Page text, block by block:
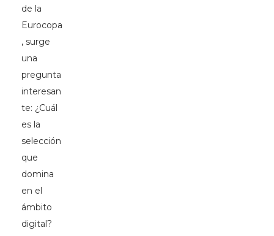
de la
Eurocopa
, surge
una
pregunta
interesan
te: ¿Cuál
es la
selección
que
domina
en el
ámbito
digital?